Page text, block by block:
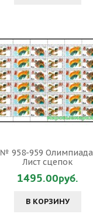
№ 958-959
Лист сцепок
1495.00руб.
В КОРЗИНУ